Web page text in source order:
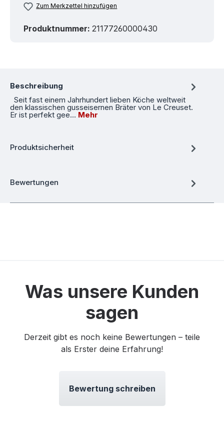
Zum Merkzettel hinzufügen
Produktnummer: 21177260000430
Beschreibung
Seit fast einem Jahrhundert lieben Köche weltweit
den klassischen gusseisernen Bräter von Le Creuset.
Er ist perfekt gee… Mehr
Produktsicherheit
Bewertungen
Was unsere Kunden
sagen
Derzeit gibt es noch keine Bewertungen – teile
als Erster deine Erfahrung!
Bewertung schreiben